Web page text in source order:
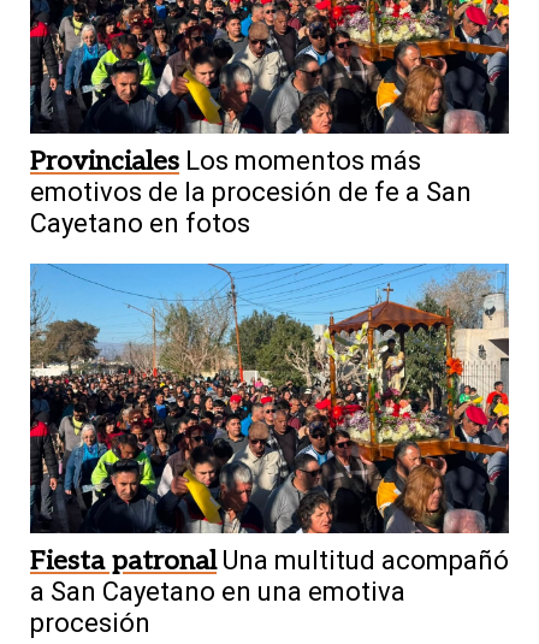
Provinciales Los momentos más
emotivos de la procesión de fe a San
Cayetano en fotos
Fiesta patronal Una multitud acompañó
a San Cayetano en una emotiva
procesión